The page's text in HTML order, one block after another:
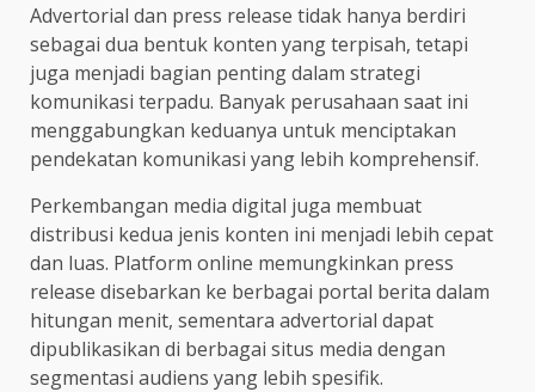
Advertorial dan press release tidak hanya berdiri
sebagai dua bentuk konten yang terpisah, tetapi
juga menjadi bagian penting dalam strategi
komunikasi terpadu. Banyak perusahaan saat ini
menggabungkan keduanya untuk menciptakan
pendekatan komunikasi yang lebih komprehensif.
Perkembangan media digital juga membuat
distribusi kedua jenis konten ini menjadi lebih cepat
dan luas. Platform online memungkinkan press
release disebarkan ke berbagai portal berita dalam
hitungan menit, sementara advertorial dapat
dipublikasikan di berbagai situs media dengan
segmentasi audiens yang lebih spesifik.